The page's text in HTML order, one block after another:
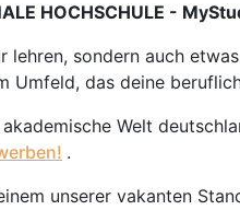
HOCHSCHULE -
lehren, sondern auch
Umfeld, das deine
Welt
.
unserer vakanten